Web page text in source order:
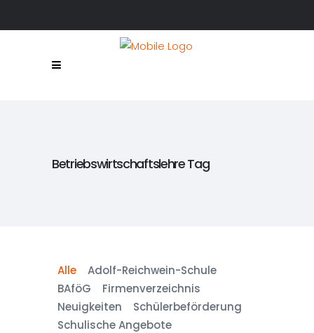
Betriebswirtschaftslehre Tag
Alle
Adolf-Reichwein-Schule
BAföG
Firmenverzeichnis
Neuigkeiten
Schülerbeförderung
Schulische Angebote